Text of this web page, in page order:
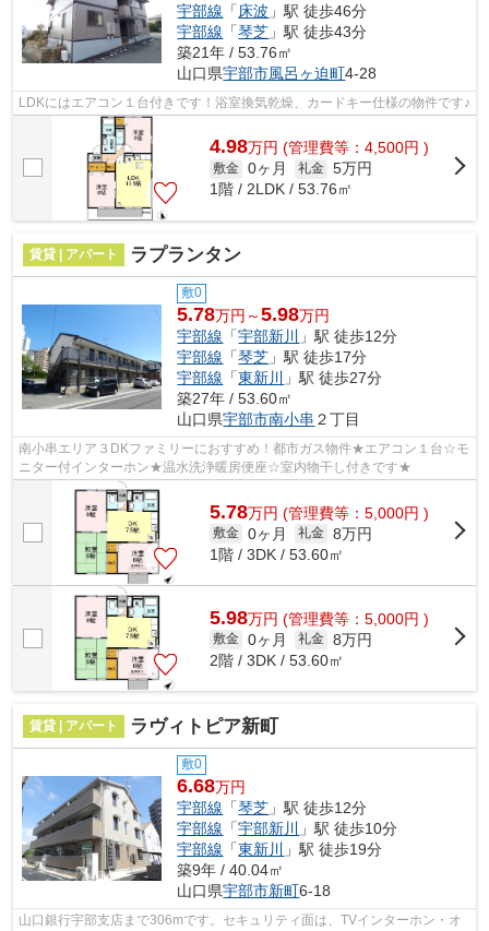
宇部線 「床波 」駅 徒歩46分
宇部線 「琴芝 」駅 徒歩43分
築21年 / 53.76㎡
山口県宇部市風呂ヶ迫町4-28
LDKにはエアコン１台付きです！浴室換気乾燥、カードキー仕様の物件です♪
4.98万円 (管理費等：4,500円 )
敷金 0ヶ月 礼金 5万円
1階 / 2LDK / 53.76㎡
賃貸 | アパート ラプランタン
敷0
5.78万円～5.98万円
宇部線 「宇部新川
」駅 徒歩12分
宇部線 「琴芝 」駅 徒歩17分
宇部線 「東新川
」駅 徒歩27分
築27年 / 53.60㎡
山口県宇部市南小串 ２丁目
南小串エリア３DKファミリーにおすすめ！都市ガス物件★エアコン１台☆モ
ニター付インターホン★温水洗浄暖房便座☆室内物干し付きです★
5.78万円 (管理費等：5,000円 )
敷金 0ヶ月 礼金 8万円
1階 / 3DK / 53.60㎡
5.98万円 (管理費等：5,000円 )
敷金 0ヶ月 礼金 8万円
2階 / 3DK / 53.60㎡
賃貸 | アパート ラヴィトピア新町
敷0
6.68万円
宇部線 「琴芝 」駅 徒歩12分
宇部線 「宇部新川
」駅 徒歩10分
宇部線 「東新川
」駅 徒歩19分
築9年 / 40.04㎡
山口県宇部市新町6-18
山口銀行宇部支店まで306mです。セキュリティ面は、TVインターホン・オ